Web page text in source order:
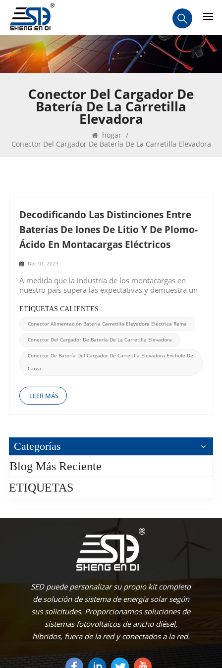
Conector Del Cargador De
Batería De La Carretilla
Elevadora
hogar /
Conector Del Cargador De Batería De La Carretilla Elevadora
Decodificando Las Distinciones Entre
Baterías De Iones De Litio Y De Plomo-
Ácido En Montacargas Eléctricos
Dec 01, 2023
A medida que la industria de los montacargas en
nuestro país supera las expectativas y demuestra un
los mercados nacionales e internacionales, el
notablemente significativo. En medio de los desafíos
planteado...
ETIQUETAS CALIENTES :
Conector Alimentación Batería Carretilla Elevadora Eléctrica Rema
Conector Del Cargador De Batería De La Carretilla Elevadora
Conector De Batería Del Cargador De Carretilla Elevadora Enchufe De
Carga
LEER MÁS
Categorías
Blog Más Reciente
ETIQUETAS
SED puede personalizar su propio kit completo
de solución de sistema de energía solar según
sus solicitudes. Proporcionamos soluciones de
sistemas fotovoltaicos de ancho diésel,
híbridos, fuera de la red y conectados a la red.